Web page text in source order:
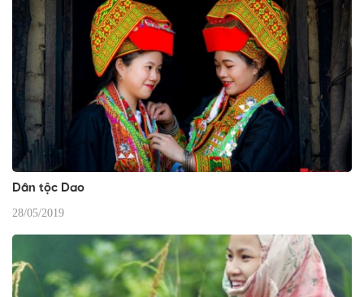
Dân tộc Dao
28/05/2019